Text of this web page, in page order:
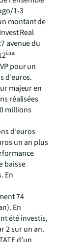
1-3
montant de
Real
avenue du
ème
pour un
d’euros.
majeur en
réalisées
millions
d’euros
un an plus
baisse
En
74
En
été investis,
2 sur un an.